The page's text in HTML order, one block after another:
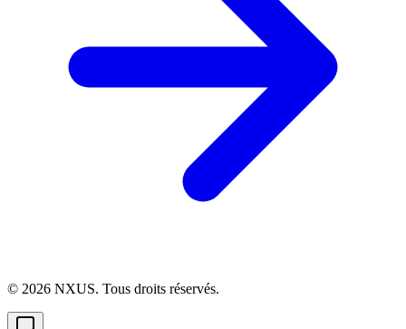
© 2026 NXUS. Tous droits réservés.